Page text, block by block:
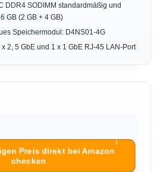
DDR4 SODIMM standardmäßig und
GB (2 GB + 4 GB)
Speichermodul: D4NS01-4G
2, 5 GbE und 1 x 1 GbE RJ-45 LAN-Port
Preis direkt bei Amazon
checken
ℹ︎